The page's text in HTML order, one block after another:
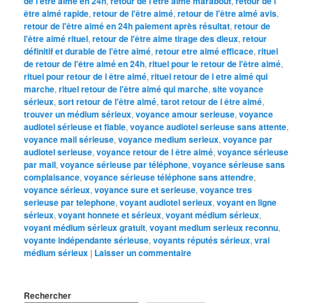
être aimé rapide,retour de l'être aimé,retour de l'être aimé avis,
retour de l'être aimé en 24h paiement après résultat,retour de
l'être aimé rituel,retour de l'être aime tirage des dieux,retour
définitif et durable de l'être aimé,retour etre aimé efficace,rituel
de retour de l'être aimé en 24h,rituel pour le retour de l'être aimé,
rituel pour retour de l être aimé,rituel retour de l etre aimé qui
marche,rituel retour de l'être aimé qui marche,site voyance
sérieux,sort retour de l'être aimé,tarot retour de l être aimé,
trouver un médium sérieux,voyance amour serieuse,voyance
audiotel sérieuse et fiable,voyance audiotel serieuse sans attente,
voyance mail sérieuse,voyance medium serieux,voyance par
audiotel serieuse,voyance retour de l être aimé,voyance sérieuse
par mail,voyance sérieuse par téléphone,voyance sérieuse sans
complaisance,voyance sérieuse téléphone sans attendre,
voyance sérieux,voyance sure et serieuse,voyance tres
serieuse par telephone,voyant audiotel serieux,voyant en ligne
sérieux,voyant honnete et sérieux,voyant médium sérieux,
voyant médium sérieux gratuit,voyant medium serieux reconnu,
voyante indépendante sérieuse,voyants réputés sérieux,vrai
médium sérieux | Laisser un commentaire
Rechercher